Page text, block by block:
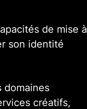
de mise à
son identité
domaines
créatifs,